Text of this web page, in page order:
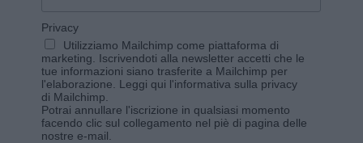
Privacy
Utilizziamo Mailchimp come piattaforma di
marketing. Iscrivendoti alla newsletter accetti che le
tue informazioni siano trasferite a Mailchimp per
l'elaborazione. Leggi qui l'informativa sulla privacy
di Mailchimp
Potrai annullare l'iscrizione in qualsiasi momento
facendo clic sul collegamento nel piè di pagina delle
nostre e-mail.